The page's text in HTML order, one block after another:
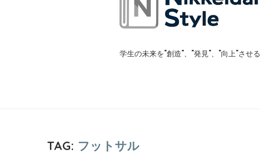
学生の未来を"創造"、"発見"、"向上"させる
TAG: フットサル